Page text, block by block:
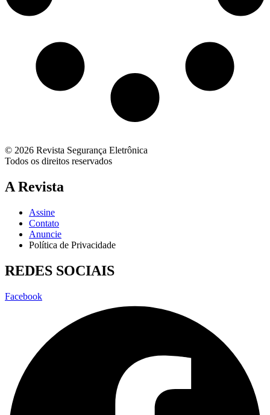
© 2026 Revista Segurança Eletrônica
Todos os direitos reservados
A Revista
Assine
Contato
Anuncie
Política de Privacidade
REDES SOCIAIS
Facebook